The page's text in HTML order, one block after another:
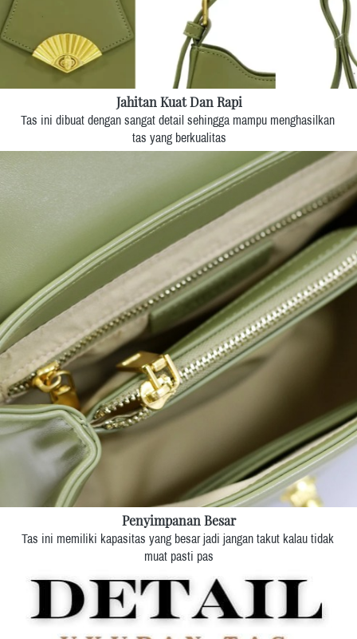
Jahitan Kuat Dan Rapi
Tas ini dibuat dengan sangat detail sehingga mampu menghasilkan
tas yang berkualitas
Penyimpanan Besar
Tas ini memiliki kapasitas yang besar jadi jangan takut kalau tidak
muat pasti pas